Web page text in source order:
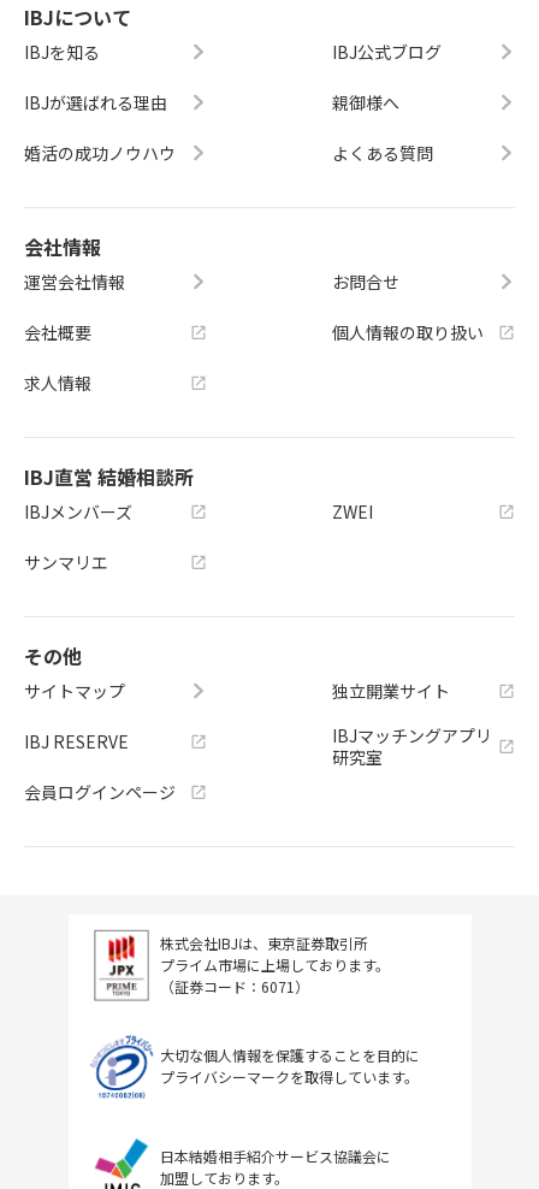
IBJについて
IBJを知る
IBJが選ばれる理由
婚活の成功ノウハウ
IBJ公式ブログ
親御様へ
よくある質問
会社情報
運営会社情報
会社概要
求人情報
お問合せ
個人情報の取り扱い
IBJ直営 結婚相談所
IBJメンバーズ
サンマリエ
ZWEI
その他
サイトマップ
IBJ RESERVE
会員ログインページ
独立開業サイト
IBJマッチングアプリ
研究室
株式会社IBJは、東京証券取引所
プライム市場に上場しております。
（証券コード：6071）
大切な個人情報を保護することを目的に
プライバシーマークを取得しています。
日本結婚相手紹介サービス協議会に
加盟しております。